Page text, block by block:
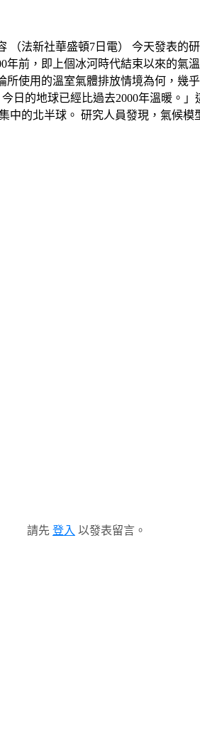
（法新社華盛頓7日電） 今天發表的
前，即上個冰河時代結束以來的氣
使用的溫室氣體排放情境為何，幾
日的地球已經比過去2000年溫暖。
中的北半球。 研究人員發現，氣候
請先 登入 以發表留言。